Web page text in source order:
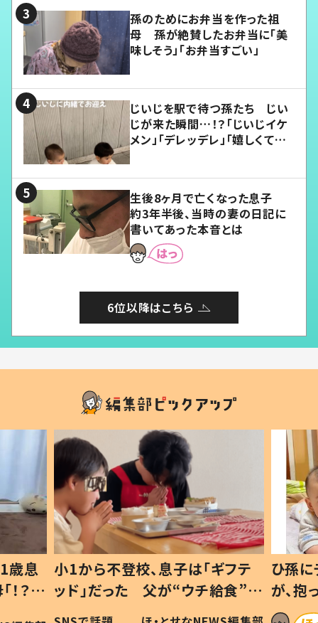
孫のためにお弁当を作った祖
母 孫が絶賛したお弁当に「美
味しそう」「お弁当すごい」
じいじを駅で待つ孫たち じい
じが来た瞬間…！？「じいじイケ
メン」「デレッデレ」「嬉しくて可
生後8ヶ月で亡くなった息子
約3年半後、当時の妻の日記に
書いてあった本音とは
6位以降はこちら
歳息
？」
小1から不登校、息子は「ギフテ
ッド」だった 父が“ウチ給食”を
作り続ける理由とは #令和の親
ひ孫
が、
「涙が